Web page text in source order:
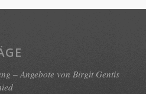
– Angebote von Birgit Gentis